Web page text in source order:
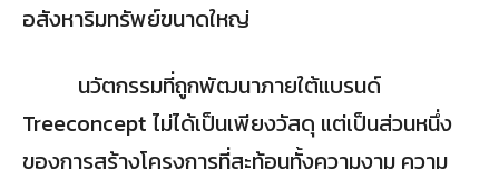
อสังหาริมทรัพย์ขนาดใหญ่
นวัตกรรมที่ถูกพัฒนาภายใต้แบรนด์
Treeconcept ไม่ได้เป็นเพียงวัสดุ แต่เป็นส่วนหนึ่ง
ของการสร้างโครงการที่สะท้อนทั้งความงาม ความ